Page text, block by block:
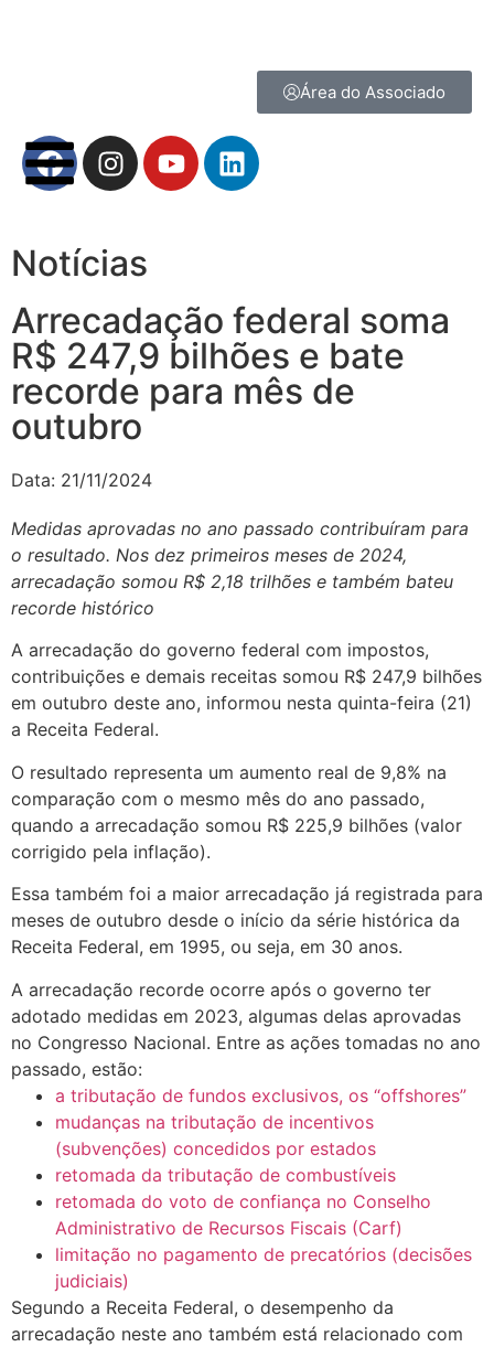
Área do Associado
Notícias
Arrecadação federal soma
R$ 247,9 bilhões e bate
recorde para mês de
outubro
Data: 21/11/2024
Medidas aprovadas no ano passado contribuíram para
o resultado. Nos dez primeiros meses de 2024,
arrecadação somou R$ 2,18 trilhões e também bateu
recorde histórico
A arrecadação do governo federal com impostos,
contribuições e demais receitas somou R$ 247,9 bilhões
em outubro deste ano, informou nesta quinta-feira (21)
a Receita Federal.
O resultado representa um aumento real de 9,8% na
comparação com o mesmo mês do ano passado,
quando a arrecadação somou R$ 225,9 bilhões (valor
corrigido pela inflação).
Essa também foi a maior arrecadação já registrada para
meses de outubro desde o início da série histórica da
Receita Federal, em 1995, ou seja, em 30 anos.
A arrecadação recorde ocorre após o governo ter
adotado medidas em 2023, algumas delas aprovadas
no Congresso Nacional. Entre as ações tomadas no ano
passado, estão:
a tributação de fundos exclusivos, os “offshores”
mudanças na tributação de incentivos
(subvenções) concedidos por estados
retomada da tributação de combustíveis
retomada do voto de confiança no Conselho
Administrativo de Recursos Fiscais (Carf)
limitação no pagamento de precatórios (decisões
judiciais)
Segundo a Receita Federal, o desempenho da
arrecadação neste ano também está relacionado com